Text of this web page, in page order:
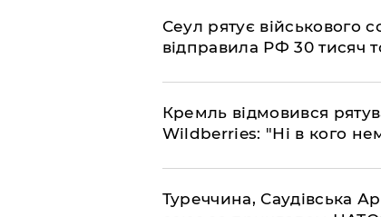
​Сеул рятує військового
відправила РФ 30 тисяч
​Кремль відмовився
Wildberries: "Ні в кого
​Туреччина, Саудівська